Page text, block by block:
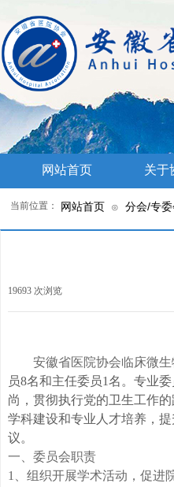
网站首页 关于
网站首页 ⊙ 分会/专
当前位置：
19693 次浏览
安徽省医院协会临床微
员8名和主任委员1名。 专业
尚，贯彻执行党的卫生工作
学科建设和专业人才培养，
议。
一、 委员会职责
1、 组织开展学术活动，促进